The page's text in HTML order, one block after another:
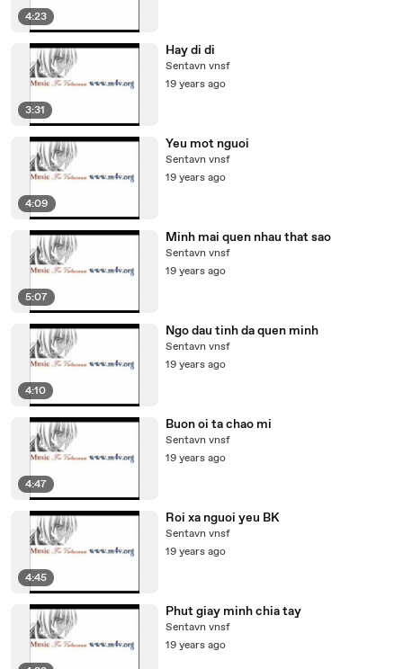
4:23
3:31
Hay di di
Sentavn vnsf
19 years ago
4:09
Yeu mot nguoi
Sentavn vnsf
19 years ago
5:07
Minh mai quen nhau that sao
Sentavn vnsf
19 years ago
4:10
Ngo dau tinh da quen minh
Sentavn vnsf
19 years ago
4:47
Buon oi ta chao mi
Sentavn vnsf
19 years ago
4:45
Roi xa nguoi yeu BK
Sentavn vnsf
19 years ago
Phut giay minh chia tay
Sentavn vnsf
19 years ago